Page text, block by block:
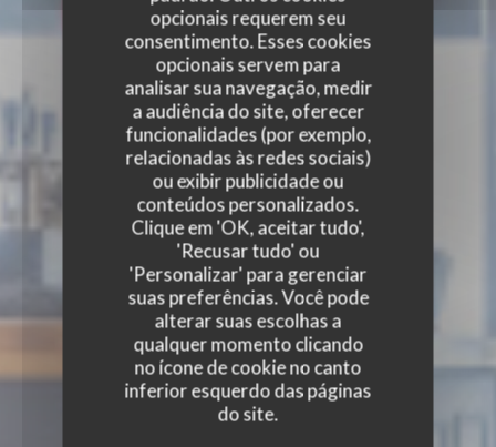
opcionais requerem seu
consentimento. Esses cookies
opcionais servem para
analisar sua navegação, medir
a audiência do site, oferecer
funcionalidades (por exemplo,
relacionadas às redes sociais)
ou exibir publicidade ou
conteúdos personalizados.
Clique em 'OK, aceitar tudo',
'Recusar tudo' ou
'Personalizar' para gerenciar
suas preferências. Você pode
alterar suas escolhas a
qualquer momento clicando
no ícone de cookie no canto
inferior esquerdo das páginas
do site.